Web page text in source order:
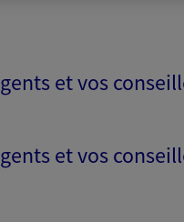
et vos
et vos